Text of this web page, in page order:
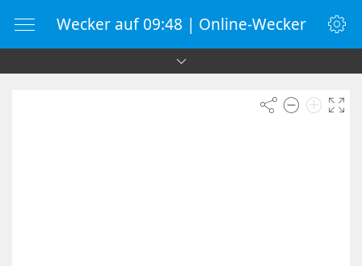
Wecker auf 09:48 | Online-Wecker